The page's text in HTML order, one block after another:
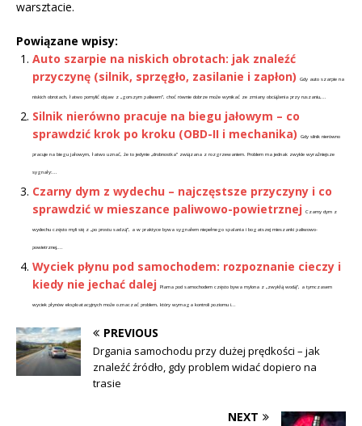
warsztacie.
Powiązane wpisy:
Auto szarpie na niskich obrotach: jak znaleźć
przyczynę (silnik, sprzęgło, zasilanie i zapłon)
Gdy auto szarpie na
niskich obrotach, łatwo pomylić objaw z „gorszym paliwem”, choć równie dobrze może wynikać ze zmiany obciążenia przy ruszaniu,...
Silnik nierówno pracuje na biegu jałowym – co
sprawdzić krok po kroku (OBD-II i mechanika)
Gdy silnik nierówno
pracuje na biegu jałowym, łatwo uznać, że to jedynie „drobnostka” związana z rozgrzewaniem. Problem ma jednak zwykle wyraźniejsze
sygnały:...
Czarny dym z wydechu – najczęstsze przyczyny i co
sprawdzić w mieszance paliwowo-powietrznej
Czarny dym z
wydechu często myli się z „po prostu sadzą”, a w praktyce bywa sygnałem niepełnego spalania i bogatszej mieszanki paliwowo-
powietrznej,...
Wyciek płynu pod samochodem: rozpoznanie cieczy i
kiedy nie jechać dalej
Plama pod samochodem często bywa mylona z „zwykłą wodą”, a tymczasem
wyciek płynów eksploatacyjnych może oznaczać problem, który wymaga kontroli poziomu i...
PREVIOUS
Drgania samochodu przy dużej prędkości – jak
znaleźć źródło, gdy problem widać dopiero na
trasie
NEXT